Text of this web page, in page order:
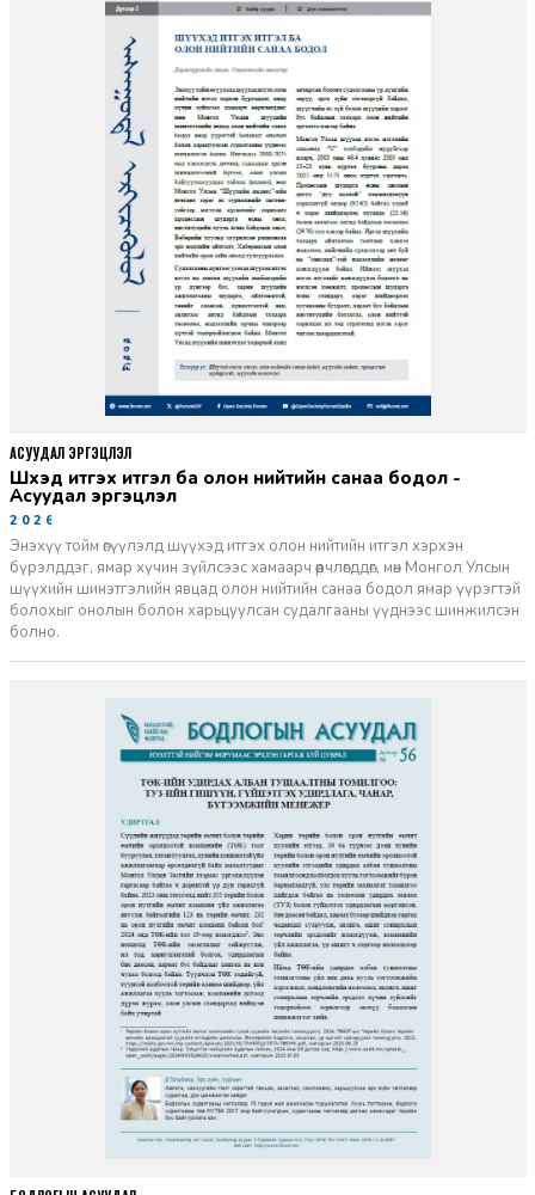
Шүүхэд итгэх итгэл ба олон нийтийн санаа бодол -
Асуудал эргэцүүлэл
2026-06-11
Энэхүү тойм өгүүлэлд шүүхэд итгэх олон нийтийн итгэл хэрхэн
бүрэлддэг, ямар хүчин зүйлсээс хамаарч өөрчлөгддөг, мөн Монгол Улсын
шүүхийн шинэтгэлийн явцад олон нийтийн санаа бодол ямар үүрэгтэй
болохыг онолын болон харьцуулсан судалгааны үүднээс шинжилсэн
болно.
АСУУДАЛ ЭРГЭЦҮҮЛЭЛ